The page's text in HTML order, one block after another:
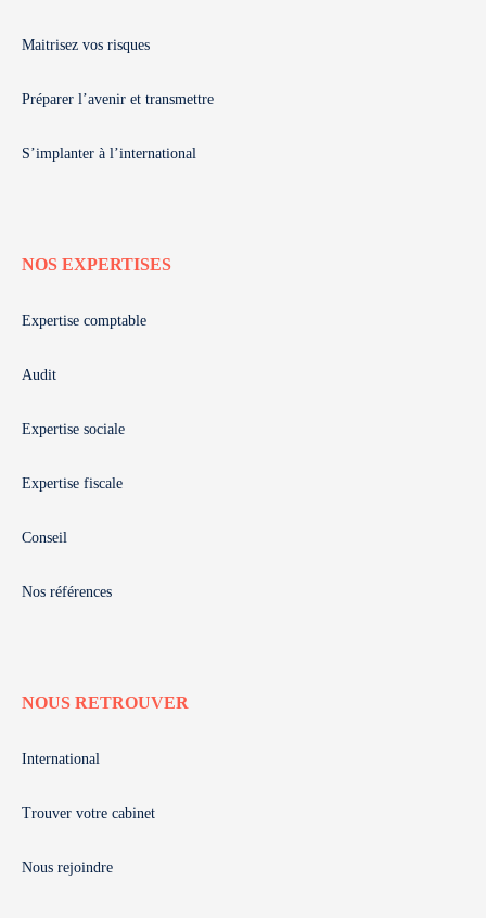
Maitrisez vos risques
Préparer l’avenir et transmettre
S’implanter à l’international
NOS EXPERTISES
Expertise comptable
Audit
Expertise sociale
Expertise fiscale
Conseil
Nos références
NOUS RETROUVER
International
Trouver votre cabinet
Nous rejoindre